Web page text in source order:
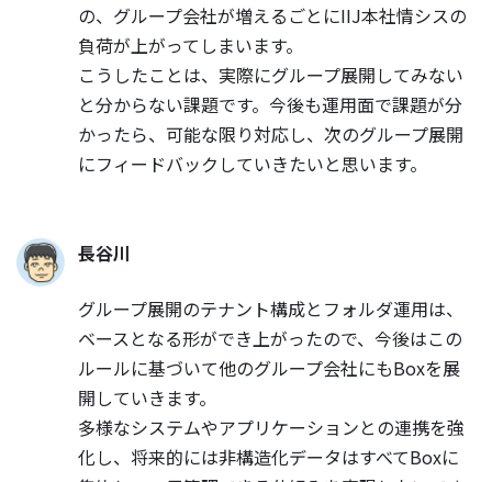
の、グループ会社が増えるごとにIIJ本社情シスの
負荷が上がってしまいます。
こうしたことは、実際にグループ展開してみない
と分からない課題です。今後も運用面で課題が分
かったら、可能な限り対応し、次のグループ展開
にフィードバックしていきたいと思います。
長谷川
グループ展開のテナント構成とフォルダ運用は、
ベースとなる形ができ上がったので、今後はこの
ルールに基づいて他のグループ会社にもBoxを展
開していきます。
多様なシステムやアプリケーションとの連携を強
化し、将来的には非構造化データはすべてBoxに